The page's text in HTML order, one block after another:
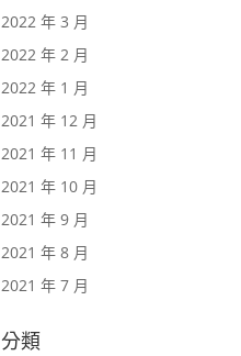
2022 年 3 月
2022 年 2 月
2022 年 1 月
2021 年 12 月
2021 年 11 月
2021 年 10 月
2021 年 9 月
2021 年 8 月
2021 年 7 月
分類